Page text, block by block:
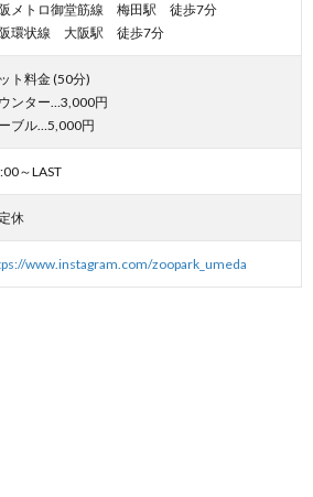
メトロ御堂筋線 梅田駅 徒歩7分
環状線 大阪駅 徒歩7分
ト料金 (50分)
ンター…3,000円
ブル…5,000円
～LAST
休
www.instagram.com/zoopark_umeda